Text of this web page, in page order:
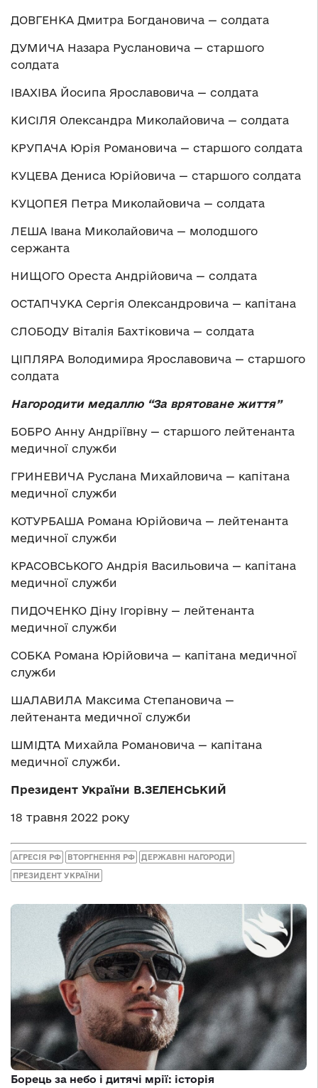
ДОВГЕНКА Дмитра Богдановича — солдата
ДУМИЧА Назара Руслановича — старшого
солдата
ІВАХІВА Йосипа Ярославовича — солдата
КИСІЛЯ Олександра Миколайовича — солдата
КРУПАЧА Юрія Романовича — старшого солдата
КУЦЕВА Дениса Юрійовича — старшого солдата
КУЦОПЕЯ Петра Миколайовича — солдата
ЛЕША Івана Миколайовича — молодшого
сержанта
НИЩОГО Ореста Андрійовича — солдата
ОСТАПЧУКА Сергія Олександровича — капітана
СЛОБОДУ Віталія Бахтіковича — солдата
ЦІПЛЯРА Володимира Ярославовича — старшого
солдата
Нагородити медаллю “За врятоване життя”
БОБРО Анну Андріївну — старшого лейтенанта
медичної служби
ГРИНЕВИЧА Руслана Михайловича — капітана
медичної служби
КОТУРБАША Романа Юрійовича — лейтенанта
медичної служби
КРАСОВСЬКОГО Андрія Васильовича — капітана
медичної служби
ПИДОЧЕНКО Діну Ігорівну — лейтенанта
медичної служби
СОБКА Романа Юрійовича — капітана медичної
служби
ШАЛАВИЛА Максима Степановича —
лейтенанта медичної служби
ШМІДТА Михайла Романовича — капітана
медичної служби.
Президент України В.ЗЕЛЕНСЬКИЙ
18 травня 2022 року
АГРЕСІЯ РФ ВТОРГНЕННЯ РФ ДЕРЖАВНІ НАГОРОДИ
ПРЕЗИДЕНТ УКРАЇНИ
Борець за небо і дитячі мрії: історія